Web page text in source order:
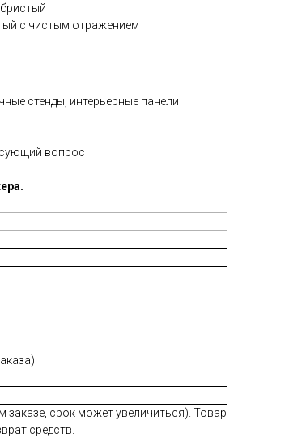
с чистым отражением
стенды, интерьерные панели
вопрос
заказе, срок может увеличиться). Товар
средств.